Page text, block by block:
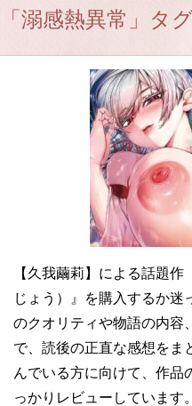
「溺感熱異常」タ
【久我繭莉】による話題
じょう）』を購入するか迷
のクオリティや物語の内容
で、読後の正直な感想をま
んでいる方に向けて、作品
っかりレビューしています。